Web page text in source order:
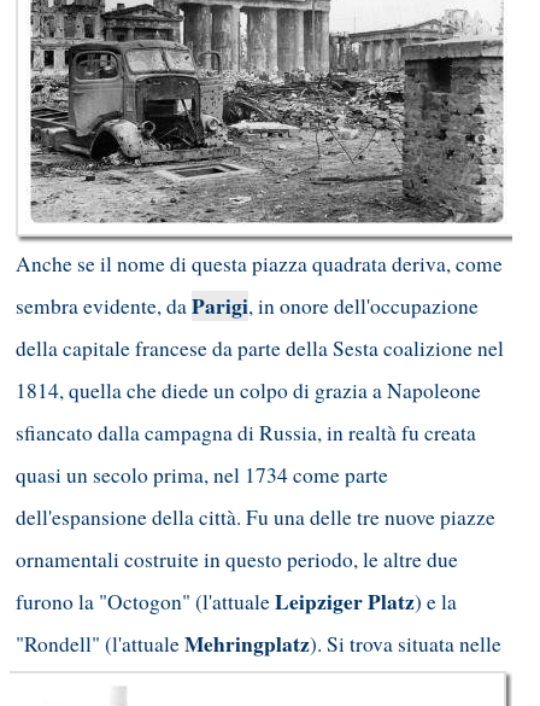
Anche se il nome di questa piazza quadrata deriva, come
sembra evidente, daParigi, in onore dell'occupazione
della capitale francese da parte della Sesta coalizione nel
1814, quella che diede un colpo di grazia a Napoleone
sfiancato dalla campagna di Russia, in realtà fu creata
quasi un secolo prima, nel 1734 come parte
dell'espansione della città. Fu una delle tre nuove piazze
ornamentali costruite in questo periodo, le altre due
furono la "Octogon" (l'attualeLeipziger Platz) e la
"Rondell" (l'attualeMehringplatz). Si trova situata nelle